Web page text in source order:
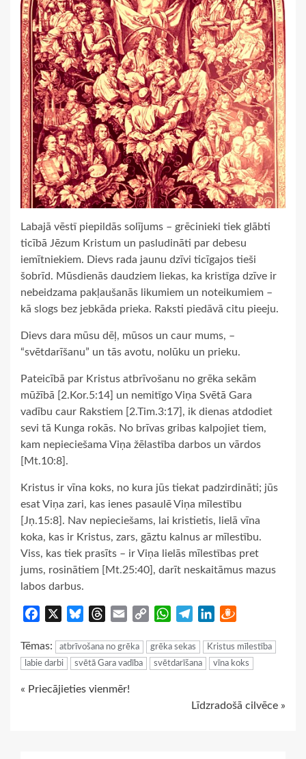
Labajā vēstī piepildās solījums – grēcinieki tiek glābti
ticībā Jēzum Kristum un pasludināti par debesu
iemītniekiem. Dievs rada jaunu dzīvi ticīgajos tieši
šobrīd. Mūsdienās daudziem liekas, ka kristīga dzīve ir
nebeidzama pakļaušanās likumiem un noteikumiem –
kā slogs bez jebkāda prieka. Raksti piedāvā citu pieeju.
Dievs dara mūsu dēļ, mūsos un caur mums, –
“svētdarīšanu” un tās avotu, nolūku un prieku.
Pateicībā par Kristus atbrīvošanu no grēka sekām
mūžībā [2.Kor.5:14] un nemitīgo Viņa Svētā Gara
vadību caur Rakstiem [2.Tim.3:17], ik dienas atdodiet
sevi tā Kunga rokās. No brīvas gribas kalpojiet tiem,
kam nepieciešama Viņa žēlastība darbos un vārdos
[Mt.10:8].
Kristus ir vīna koks, no kura jūs tiekat padzirdināti; jūs
esat Viņa zari, kas ienes pasaulē Viņa mīlestību
[Jņ.15:8]. Nav nepieciešams, lai kristietis, lielā vīna
koka, kas ir Kristus, zars, gāztu kalnus ar mīlestību.
Viss, kas tiek prasīts – ir Viņa lielās mīlestības pret
jums, rosinātiem [Mt.25:40], darīt neskaitāmus mazus
labos darbus.
Facebook BlueskyThreads
Email
Copy
WhatsApp
TelegramLinkedIn
Tēmas: atbrīvošana no grēka grēka sekas
Kristus mīlestība
labie darbi
svētā Gara vadība svētdarīšana vīna koks
Continue
« Priecājieties vienmēr!
Līdzradošā cilvēce »